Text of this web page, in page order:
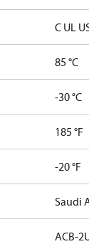
C UL
85 °C
-30 °C
185 °F
-20 °F
Saudi
ACB-